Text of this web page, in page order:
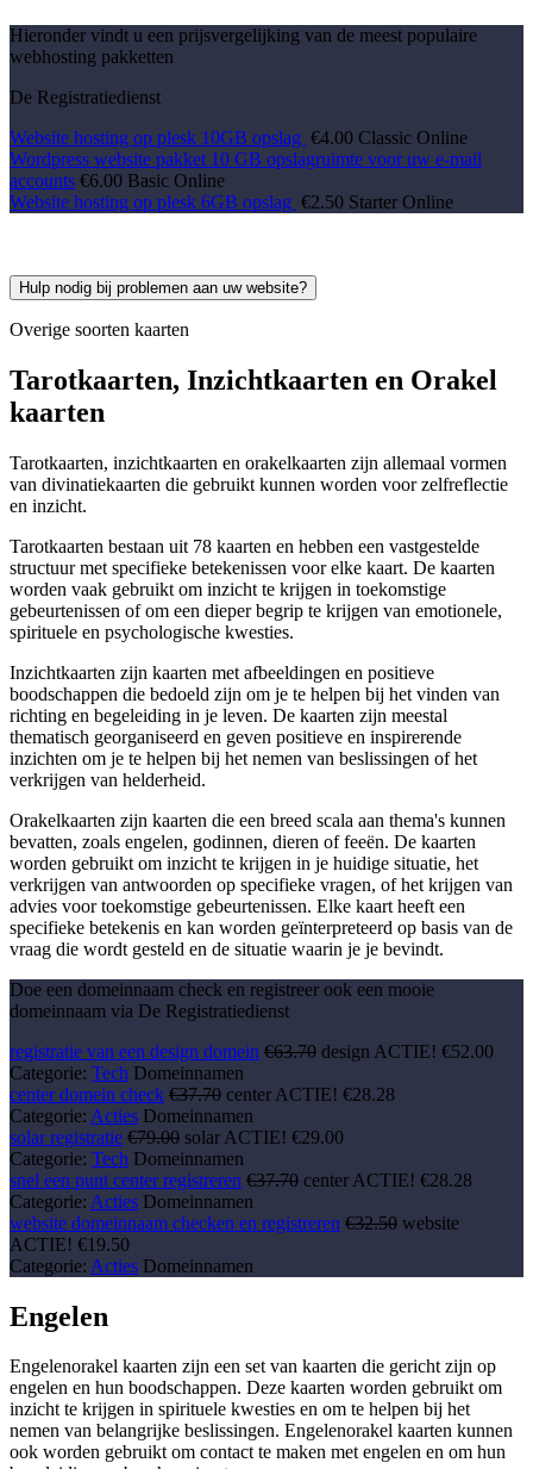
Hieronder vindt u een prijsvergelijking van de meest populaire
webhosting pakketten
De Registratiedienst
Website hosting op plesk 10GB opslag €4.00 Classic Online
Wordpress website pakket 10 GB opslagruimte voor uw e-mail
accounts €6.00 Basic Online
Website hosting op plesk 6GB opslag €2.50 Starter Online
Hulp nodig bij problemen aan uw website?
Overige soorten kaarten
Tarotkaarten, Inzichtkaarten en Orakel
kaarten
Tarotkaarten, inzichtkaarten en orakelkaarten zijn allemaal vormen
van divinatiekaarten die gebruikt kunnen worden voor zelfreflectie
en inzicht.
Tarotkaarten bestaan uit 78 kaarten en hebben een vastgestelde
structuur met specifieke betekenissen voor elke kaart. De kaarten
worden vaak gebruikt om inzicht te krijgen in toekomstige
gebeurtenissen of om een ​​dieper begrip te krijgen van emotionele,
spirituele en psychologische kwesties.
Inzichtkaarten zijn kaarten met afbeeldingen en positieve
boodschappen die bedoeld zijn om je te helpen bij het vinden van
richting en begeleiding in je leven. De kaarten zijn meestal
thematisch georganiseerd en geven positieve en inspirerende
inzichten om je te helpen bij het nemen van beslissingen of het
verkrijgen van helderheid.
Orakelkaarten zijn kaarten die een breed scala aan thema's kunnen
bevatten, zoals engelen, godinnen, dieren of feeën. De kaarten
worden gebruikt om inzicht te krijgen in je huidige situatie, het
verkrijgen van antwoorden op specifieke vragen, of het krijgen van
advies voor toekomstige gebeurtenissen. Elke kaart heeft een
specifieke betekenis en kan worden geïnterpreteerd op basis van de
vraag die wordt gesteld en de situatie waarin je je bevindt.
Doe een domeinnaam check en registreer ook een mooie
domeinnaam via De Registratiedienst
registratie van een design domein €63.70 design ACTIE! €52.00
Categorie: Tech Domeinnamen
centerdomein check €37.70 center ACTIE! €28.28
Categorie: Acties Domeinnamen
solarregistratie €79.00 solar ACTIE! €29.00
Categorie: Tech Domeinnamen
snel een punt centerregistreren €37.70 center ACTIE! €28.28
Categorie: Acties Domeinnamen
website domeinnaam checken en registreren €32.50 website
ACTIE! €19.50
Categorie: Acties Domeinnamen
Engelen
Engelenorakel kaarten zijn een set van kaarten die gericht zijn op
engelen en hun boodschappen. Deze kaarten worden gebruikt om
inzicht te krijgen in spirituele kwesties en om te helpen bij het
nemen van belangrijke beslissingen. Engelenorakel kaarten kunnen
ook worden gebruikt om contact te maken met engelen en om hun